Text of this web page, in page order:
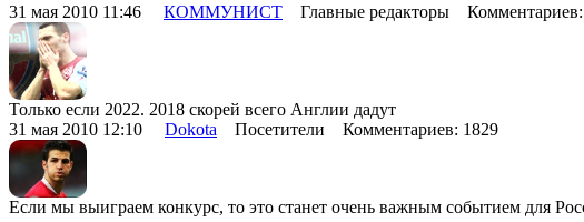
31 мая 2010 11:46 КОММУНИСТ Главные редакторы Комментариев:
Только если 2022. 2018 скорей всего Англии дадут
31 мая 2010 12:10 Dokota Посетители Комментариев: 1829
Если мы выиграем конкурс, то это станет очень важным событием для